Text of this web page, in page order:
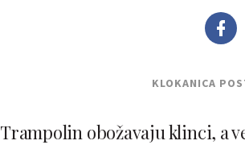
KLOKANICA
Trampolin obožavaju klinci, a